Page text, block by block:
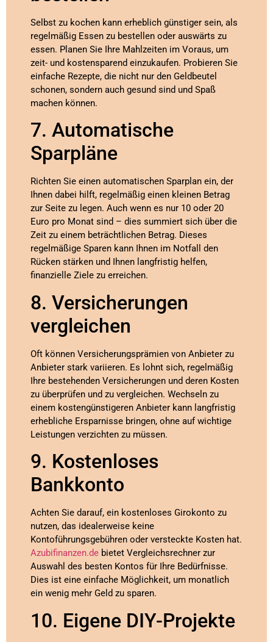
Selbst zu kochen kann erheblich günstiger sein, als
regelmäßig Essen zu bestellen oder auswärts zu
essen. Planen Sie Ihre Mahlzeiten im Voraus, um
zeit- und kostensparend einzukaufen. Probieren Sie
einfache Rezepte, die nicht nur den Geldbeutel
schonen, sondern auch gesund sind und Spaß
machen können.
7. Automatische
Sparpläne
Richten Sie einen automatischen Sparplan ein, der
Ihnen dabei hilft, regelmäßig einen kleinen Betrag
zur Seite zu legen. Auch wenn es nur 10 oder 20
Euro pro Monat sind – dies summiert sich über die
Zeit zu einem beträchtlichen Betrag. Dieses
regelmäßige Sparen kann Ihnen im Notfall den
Rücken stärken und Ihnen langfristig helfen,
finanzielle Ziele zu erreichen.
8. Versicherungen
vergleichen
Oft können Versicherungsprämien von Anbieter zu
Anbieter stark variieren. Es lohnt sich, regelmäßig
Ihre bestehenden Versicherungen und deren Kosten
zu überprüfen und zu vergleichen. Wechseln zu
einem kostengünstigeren Anbieter kann langfristig
erhebliche Ersparnisse bringen, ohne auf wichtige
Leistungen verzichten zu müssen.
9. Kostenloses
Bankkonto
Achten Sie darauf, ein kostenloses Girokonto zu
nutzen, das idealerweise keine
Kontoführungsgebühren oder versteckte Kosten hat.
Azubifinanzen.de bietet Vergleichsrechner zur
Auswahl des besten Kontos für Ihre Bedürfnisse.
Dies ist eine einfache Möglichkeit, um monatlich
ein wenig mehr Geld zu sparen.
10. Eigene DIY-Projekte